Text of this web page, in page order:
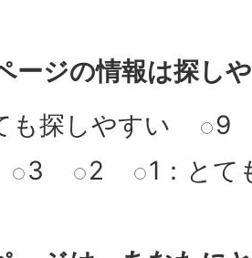
ージの情報は探し
も探しやすい
9
3 2 1：とて